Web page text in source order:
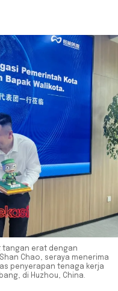
tangan erat dengan
Chao, seraya menerima
penyerapan tenaga kerja
di Huzhou, China.